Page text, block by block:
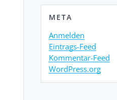
META
Anmelden
Eintrags-Feed
Kommentar-Feed
WordPress.org